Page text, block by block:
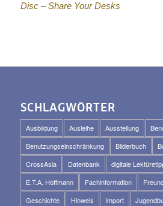
Disc – Share Your Desks
SCHLAGWÖRTER
Ausbildung Ausleihe Ausstellung
Benutzungseinschränkung
Bilderbuch
CrossAsia
Datenbank digitale
E.T.A. Hoffmann
Fachinformation
Geschichte
Hinweis Import